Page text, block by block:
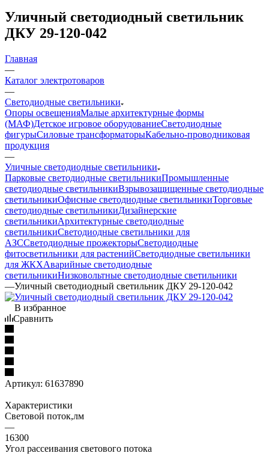
Уличный светодиодный светильник
ДКУ 29-120-042
Главная
—
Каталог электротоваров
—
Светодиодные светильники
Опоры освещенияМалые архитектурные формы
(МАФ)Детское игровое оборудованиеСветодиодные
фигурыСиловые трансформаторыКабельно-проводниковая
продукция
—
Уличные светодиодные светильники
Парковые светодиодные светильникиПромышленные
светодиодные светильникиВзрывозащищенные светодиодные
светильникиОфисные светодиодные светильникиТорговые
светодиодные светильникиДизайнерские
светильникиАрхитектурные светодиодные
светильникиСветодиодные светильники для
АЗССветодиодные прожекторыСветодиодные
фитосветильники для растенийСветодиодные светильники
для ЖКХАварийные светодиодные
светильникиНизковольтные светодиодные светильники
—Уличный светодиодный светильник ДКУ 29-120-042
В избранное
Сравнить
Артикул: 61637890
Характеристики
Световой поток,лм
—
16300
Угол рассеивания светового потока